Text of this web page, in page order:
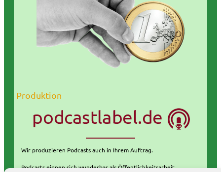
Produktion
Wir produzieren Podcasts auch in Ihrem Auftrag.
Podcasts eignen sich wunderbar als Öffentlichkeitsarbeit.